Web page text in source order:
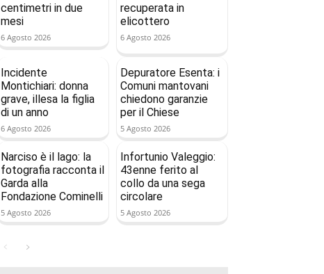
centimetri in due
mesi
6 Agosto 2026
recuperata in
elicottero
6 Agosto 2026
Incidente
Montichiari: donna
grave, illesa la figlia
di un anno
6 Agosto 2026
Depuratore Esenta: i
Comuni mantovani
chiedono garanzie
per il Chiese
5 Agosto 2026
Narciso è il lago: la
fotografia racconta il
Garda alla
Fondazione Cominelli
5 Agosto 2026
Infortunio Valeggio:
43enne ferito al
collo da una sega
circolare
5 Agosto 2026